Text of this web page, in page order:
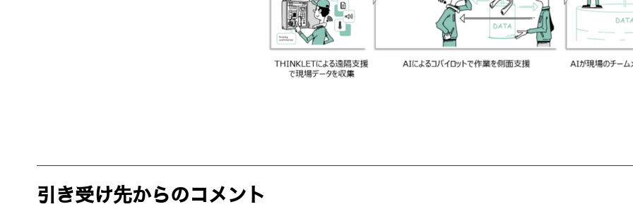
引き受け先からのコメント